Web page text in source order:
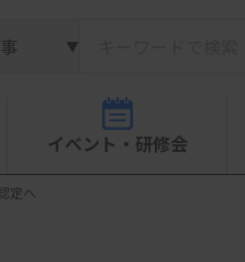
▼
イベント・研修会
定へ